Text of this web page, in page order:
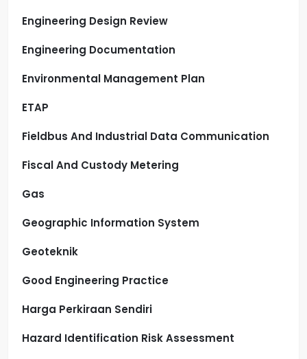
Engineering Design Review
Engineering Documentation
Environmental Management Plan
ETAP
Fieldbus And Industrial Data Communication
Fiscal And Custody Metering
Gas
Geographic Information System
Geoteknik
Good Engineering Practice
Harga Perkiraan Sendiri
Hazard Identification Risk Assessment